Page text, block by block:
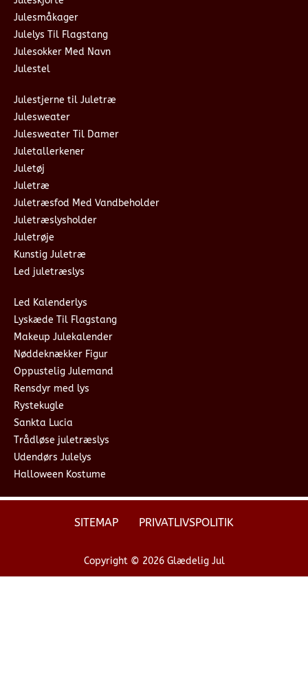
Julesmåkager
Julelys Til Flagstang
Julesokker Med Navn
Julestel
Julestjerne til Juletræ
Julesweater
Julesweater Til Damer
Juletallerkener
Juletøj
Juletræ
Juletræsfod Med Vandbeholder
Juletræslysholder
Juletrøje
Kunstig Juletræ
Led juletræslys
Led Kalenderlys
Lyskæde Til Flagstang
Makeup Julekalender
Nøddeknækker Figur
Oppustelig Julemand
Rensdyr med lys
Rystekugle
Sankta Lucia
Trådløse juletræslys
Udendørs Julelys
Halloween Kostume
SITEMAP PRIVATLIVSPOLITIK
Copyright © 2026 Glædelig Jul